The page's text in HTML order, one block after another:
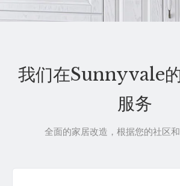
我们在Sunnyvale
服务
全面的家居改造，根据您的社区和